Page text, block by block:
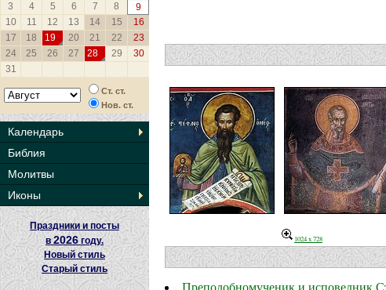
3
4 5 6 7 8
9
10
11 12 13 14 15
16
17
18 19 20 21 22
23
24
25 26 27 28 29
30
31
Ст. ст.
Нов. ст.
Календарь
Библия
Молитвы
Иконы
Праздники и посты
в2026 году.
Новый стиль
Старый стиль
1024 x 728
Преподобномученик и исповедник